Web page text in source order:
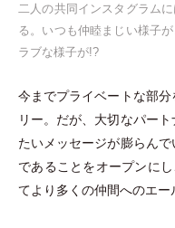
二人の共同インスタグラム
る。いつも仲睦まじい様子
ラブな様子が!?
今までプライベートな部
リー。だが、大切なパー
たいメッセージが膨らん
であることをオープンに
てより多くの仲間へのエー